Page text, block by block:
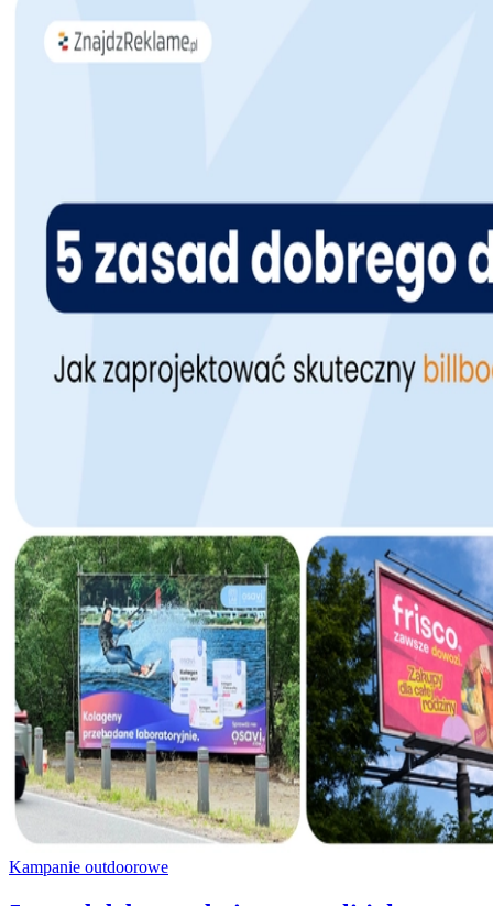
Kampanie outdoorowe